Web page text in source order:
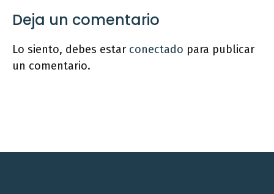
Deja un comentario
Lo siento, debes estar conectado para publicar
un comentario.